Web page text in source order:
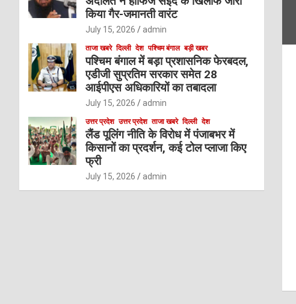
किया गैर-जमानती वारंट
July 15, 2026 admin
ताजा खबरे दिल्ली देश पश्चिम बंगाल बड़ी खबर
पश्चिम बंगाल में बड़ा प्रशासनिक फेरबदल,
एडीजी सुप्रतिम सरकार समेत 28
आईपीएस अधिकारियों का तबादला
July 15, 2026 admin
उत्तर प्रदेश उत्तर प्रदेश ताजा खबरे दिल्ली देश
लैंड पूलिंग नीति के विरोध में पंजाबभर में
किसानों का प्रदर्शन, कई टोल प्लाजा किए
फ्री
July 15, 2026 admin